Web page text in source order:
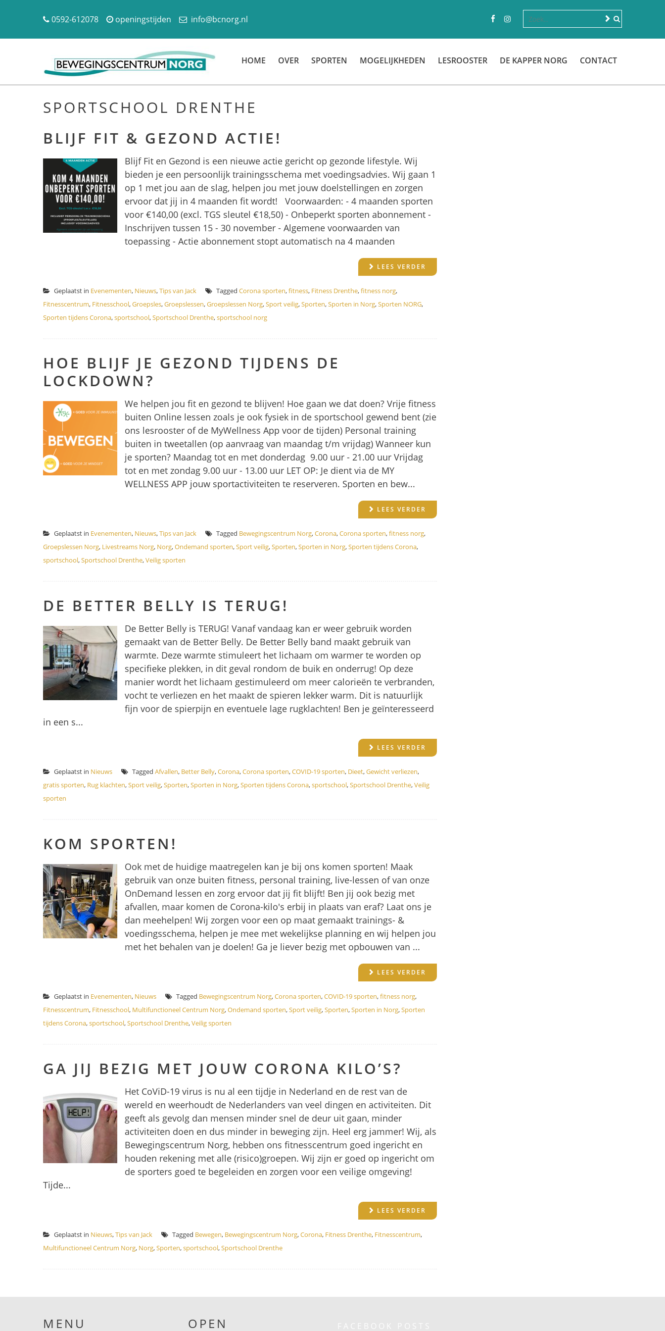
0592-612078 openingstijden info@bcnorg.nl
HOME OVER SPORTEN MOGELIJKHEDEN LESROOSTER DE KAPPER NORG CONTACT
SPORTSCHOOL DRENTHE
BLIJF FIT & GEZOND ACTIE!
Blijf Fit en Gezond is een nieuwe actie gericht op gezonde lifestyle. Wij
bieden je een persoonlijk trainingsschema met voedingsadvies. Wij gaan 1
op 1 met jou aan de slag, helpen jou met jouw doelstellingen en zorgen
ervoor dat jij in 4 maanden fit wordt! Voorwaarden: - 4 maanden sporten
voor €140,00 (excl. TGS sleutel €18,50) - Onbeperkt sporten abonnement -
Inschrijven tussen 15 - 30 november - Algemene voorwaarden van
toepassing - Actie abonnement stopt automatisch na 4 maanden
LEES VERDER
Geplaatst in Evenementen, Nieuws,Tips van Jack Tagged Corona sporten,fitness, Fitness Drenthe,fitness norg,
Fitnesscentrum, Fitnesschool,Groepsles,Groepslessen,Groepslessen Norg,Sport veilig,Sporten,Sporten in Norg,Sporten NORG,
Sporten tijdens Corona,sportschool,Sportschool Drenthe,sportschool norg
HOE BLIJF JE GEZOND TIJDENS DE
LOCKDOWN?
We helpen jou fit en gezond te blijven! Hoe gaan we dat doen? Vrije fitness
buiten Online lessen zoals je ook fysiek in de sportschool gewend bent (zie
ons lesrooster of de MyWellness App voor de tijden) Personal training
buiten in tweetallen (op aanvraag van maandag t/m vrijdag) Wanneer kun
je sporten? Maandag tot en met donderdag 9.00 uur - 21.00 uur Vrijdag
tot en met zondag 9.00 uur - 13.00 uur LET OP: Je dient via de MY
WELLNESS APP jouw sportactiviteiten te reserveren. Sporten en bew...
LEES VERDER
Geplaatst in Evenementen, Nieuws,Tips van Jack Tagged Bewegingscentrum Norg,Corona,Corona sporten,fitness norg,
Groepslessen Norg, Livestreams Norg, Norg,Ondemand sporten,Sport veilig,Sporten,Sporten in Norg,Sporten tijdens Corona,
sportschool,Sportschool Drenthe,Veilig sporten
DE BETTER BELLY IS TERUG!
De Better Belly is TERUG! Vanaf vandaag kan er weer gebruik worden
gemaakt van de Better Belly. De Better Belly band maakt gebruik van
warmte. Deze warmte stimuleert het lichaam om warmer te worden op
specifieke plekken, in dit geval rondom de buik en onderrug! Op deze
manier wordt het lichaam gestimuleerd om meer calorieën te verbranden,
vocht te verliezen en het maakt de spieren lekker warm. Dit is natuurlijk
fijn voor de spierpijn en eventuele lage rugklachten! Ben je geïnteresseerd
in een s...
LEES VERDER
Geplaatst in Nieuws Tagged Afvallen, Better Belly,Corona,Corona sporten,COVID-19 sporten, Dieet,Gewicht verliezen,
gratis sporten, Rug klachten,Sport veilig,Sporten,Sporten in Norg,Sporten tijdens Corona,sportschool,Sportschool Drenthe,Veilig
sporten
KOM SPORTEN!
Ook met de huidige maatregelen kan je bij ons komen sporten! Maak
gebruik van onze buiten fitness, personal training, live-lessen of van onze
OnDemand lessen en zorg ervoor dat jij fit blijft! Ben jij ook bezig met
afvallen, maar komen de Corona-kilo's erbij in plaats van eraf? Laat ons je
dan meehelpen! Wij zorgen voor een op maat gemaakt trainings- &
voedingsschema, helpen je mee met wekelijkse planning en wij helpen jou
met het behalen van je doelen! Ga je liever bezig met opbouwen van ...
LEES VERDER
Geplaatst in Evenementen, Nieuws Tagged Bewegingscentrum Norg,Corona sporten,COVID-19 sporten,fitness norg,
Fitnesscentrum, Fitnesschool, Multifunctioneel Centrum Norg,Ondemand sporten,Sport veilig,Sporten,Sporten in Norg,Sporten
tijdens Corona,sportschool,Sportschool Drenthe,Veilig sporten
GA JIJ BEZIG MET JOUW CORONA KILO’S?
Het CoViD-19 virus is nu al een tijdje in Nederland en de rest van de
wereld en weerhoudt de Nederlanders van veel dingen en activiteiten. Dit
geeft als gevolg dan mensen minder snel de deur uit gaan, minder
activiteiten doen en dus minder in beweging zijn. Heel erg jammer! Wij, als
Bewegingscentrum Norg, hebben ons fitnesscentrum goed ingericht en
houden rekening met alle (risico)groepen. Wij zijn er goed op ingericht om
de sporters goed te begeleiden en zorgen voor een veilige omgeving!
Tijde...
LEES VERDER
Geplaatst in Nieuws,Tips van Jack Tagged Bewegen, Bewegingscentrum Norg,Corona, Fitness Drenthe, Fitnesscentrum,
Multifunctioneel Centrum Norg, Norg,Sporten,sportschool,Sportschool Drenthe
MENU OPEN FACEBOOK POSTS